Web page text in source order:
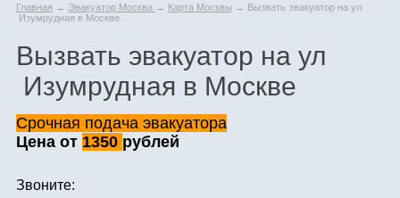
Главная → Эвакуатор Москва → Карта Москвы → Вызвать эвакуатор на ул
Изумрудная в Москве
Вызвать эвакуатор на ул
Изумрудная в Москве
Срочная подача эвакуатора
Цена от 1350 рублей
Звоните: